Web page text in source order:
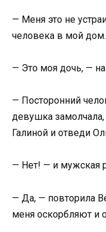
— Меня это не
человека в мой дом.
— Это моя дочь, —
— Посторонний
девушка
Галиной и отведи
— Нет! — и мужская
— Да, — повторила
меня оскорбляют и